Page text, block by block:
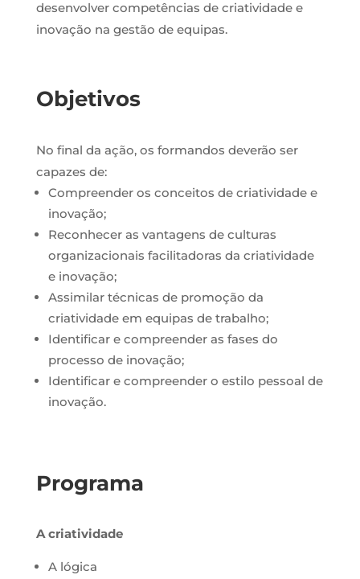
desenvolver competências de criatividade e
inovação na gestão de equipas.
Objetivos
No final da ação, os formandos deverão ser
capazes de:
Compreender os conceitos de criatividade e
inovação;
Reconhecer as vantagens de culturas
organizacionais facilitadoras da criatividade
e inovação;
Assimilar técnicas de promoção da
criatividade em equipas de trabalho;
Identificar e compreender as fases do
processo de inovação;
Identificar e compreender o estilo pessoal de
inovação.
Programa
A criatividade
A lógica